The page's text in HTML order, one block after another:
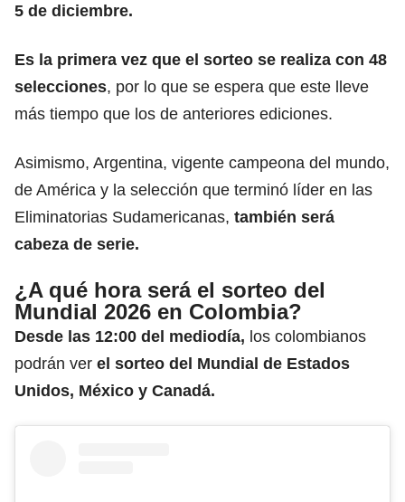
5 de diciembre.
Es la primera vez que el sorteo se realiza con 48
selecciones, por lo que se espera que este lleve
más tiempo que los de anteriores ediciones.
Asimismo, Argentina, vigente campeona del mundo,
de América y la selección que terminó líder en las
Eliminatorias Sudamericanas, también será
cabeza de serie.
¿A qué hora será el sorteo del
Mundial 2026 en Colombia?
Desde las 12:00 del mediodía, los colombianos
podrán ver el sorteo del Mundial de Estados
Unidos, México y Canadá.